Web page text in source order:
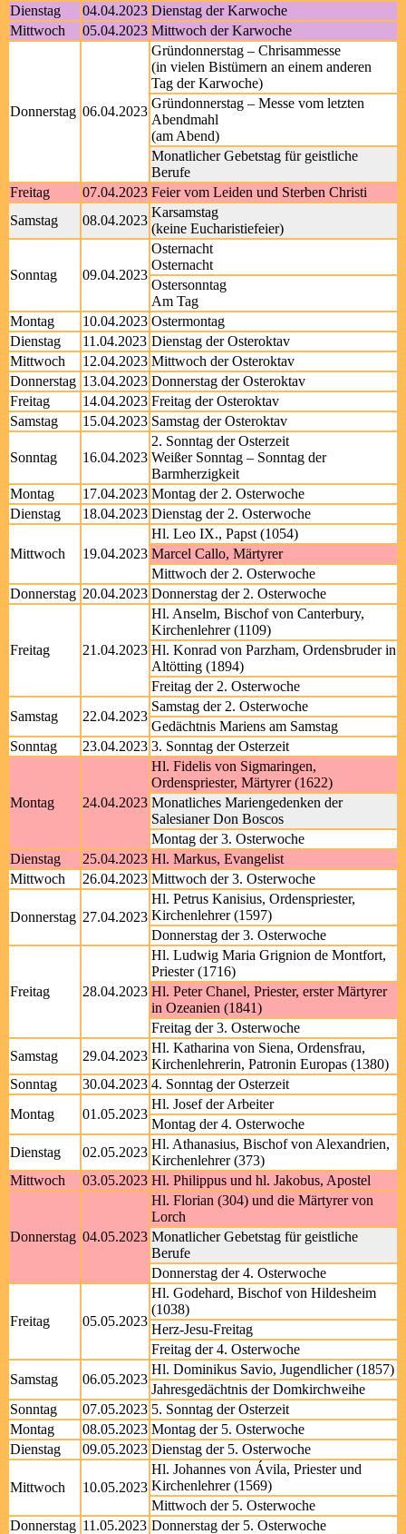
Dienstag 04.04.2023 Dienstag der Karwoche
Mittwoch
05.04.2023 Mittwoch der Karwoche
Donnerstag 06.04.2023
Gründonnerstag – Chrisammesse
(in vielen Bistümern an einem anderen
Tag der Karwoche)
Gründonnerstag – Messe vom letzten
Abendmahl
(am Abend)
Monatlicher Gebetstag für geistliche
Berufe
Freitag
07.04.2023 Feier vom Leiden und Sterben Christi
Samstag
08.04.2023
Karsamstag
(keine Eucharistiefeier)
Sonntag 09.04.2023
Osternacht
Osternacht
Ostersonntag
Am Tag
Montag
10.04.2023 Ostermontag
Dienstag
11.04.2023 Dienstag der Osteroktav
Mittwoch
12.04.2023 Mittwoch der Osteroktav
Donnerstag 13.04.2023 Donnerstag der Osteroktav
Freitag
14.04.2023 Freitag der Osteroktav
Samstag
15.04.2023 Samstag der Osteroktav
Sonntag 16.04.2023
2. Sonntag der Osterzeit
Weißer Sonntag – Sonntag der
Barmherzigkeit
Montag
17.04.2023 Montag der 2. Osterwoche
Dienstag
18.04.2023 Dienstag der 2. Osterwoche
Mittwoch 19.04.2023
Hl. Leo IX., Papst (1054)
Marcel Callo, Märtyrer
Mittwoch der 2. Osterwoche
Donnerstag 20.04.2023 Donnerstag der 2. Osterwoche
Freitag 21.04.2023
Hl. Anselm, Bischof von Canterbury,
Kirchenlehrer (1109)
Hl. Konrad von Parzham, Ordensbruder in
Altötting (1894)
Freitag der 2. Osterwoche
Samstag
22.04.2023
Samstag der 2. Osterwoche
Gedächtnis Mariens am Samstag
Sonntag
23.04.2023 3. Sonntag der Osterzeit
Montag 24.04.2023
Hl. Fidelis von Sigmaringen,
Ordenspriester, Märtyrer (1622)
Monatliches Mariengedenken der
Salesianer Don Boscos
Montag der 3. Osterwoche
Dienstag
25.04.2023 Hl. Markus, Evangelist
Mittwoch
26.04.2023 Mittwoch der 3. Osterwoche
Donnerstag 27.04.2023
Hl. Petrus Kanisius, Ordenspriester,
Kirchenlehrer (1597)
Donnerstag der 3. Osterwoche
Freitag 28.04.2023
Hl. Ludwig Maria Grignion de Montfort,
Priester (1716)
Hl. Peter Chanel, Priester, erster Märtyrer
in Ozeanien (1841)
Freitag der 3. Osterwoche
Samstag
29.04.2023
Hl. Katharina von Siena, Ordensfrau,
Kirchenlehrerin, Patronin Europas (1380)
Sonntag
30.04.2023 4. Sonntag der Osterzeit
Montag
01.05.2023
Hl. Josef der Arbeiter
Montag der 4. Osterwoche
Dienstag
02.05.2023
Hl. Athanasius, Bischof von Alexandrien,
Kirchenlehrer (373)
Mittwoch
03.05.2023 Hl. Philippus und hl. Jakobus, Apostel
Donnerstag 04.05.2023
Hl. Florian (304) und die Märtyrer von
Lorch
Monatlicher Gebetstag für geistliche
Berufe
Donnerstag der 4. Osterwoche
Freitag 05.05.2023
Hl. Godehard, Bischof von Hildesheim
(1038)
Herz-Jesu-Freitag
Freitag der 4. Osterwoche
Samstag
06.05.2023
Hl. Dominikus Savio, Jugendlicher (1857)
Jahresgedächtnis der Domkirchweihe
Sonntag
07.05.2023 5. Sonntag der Osterzeit
Montag
08.05.2023 Montag der 5. Osterwoche
Dienstag
09.05.2023 Dienstag der 5. Osterwoche
Mittwoch 10.05.2023
Hl. Johannes von Ávila, Priester und
Kirchenlehrer (1569)
Mittwoch der 5. Osterwoche
Donnerstag 11.05.2023 Donnerstag der 5. Osterwoche